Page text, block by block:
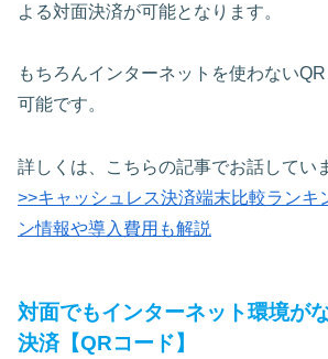
よる対面決済が可能となります。
もちろんインターネットを使わない
可能です。
詳しくは、こちらの記事でお話してい
>>キャッシュレス決済端末比較ランキ
ン情報や導入費用も解説
対面でもインターネット環境が
決済【QRコード】